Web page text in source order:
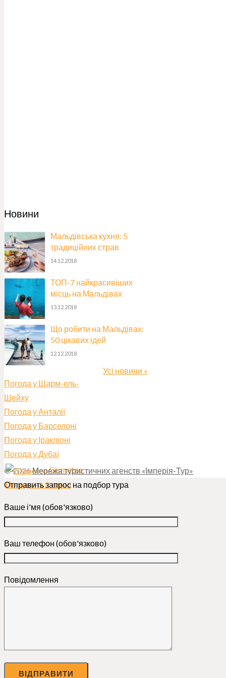
Новини
Мальдівська кухня: 5
традиційних страв
14.12.2018
ТОП-7 найкрасивіших
місць на Мальдівах
13.12.2018
Що робити на Мальдівах:
50 цікавих ідей
12.12.2018
Усі новини »
Погода у Шарм-ель-
Шейху
Погода у Анталії
Погода у Барселоні
Погода у Іракліоні
Погода у Дубаї
Gismeteo
Погода на 2 тижні
© 2026Мережа туристичних агенств «Імперія-Тур»
Отправить запрос на подбор тура
Ваше і'мя (обов'язково)
Ваш телефон (обов'язково)
Повідомлення